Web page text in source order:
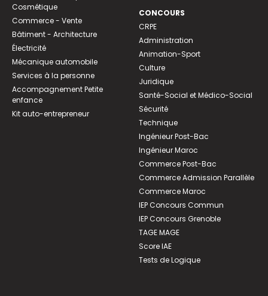
Cosmétique
Commerce - Vente
Bâtiment - Architecture
Électricité
Mécanique automobile
Services à la personne
Accompagnement Petite
enfance
Kit auto-entrepreneur
CONCOURS
CRPE
Administration
Animation-Sport
Culture
Juridique
Santé-Social et Médico-Social
Sécurité
Technique
Ingénieur Post-Bac
Ingénieur Maroc
Commerce Post-Bac
Commerce Admission Parallèle
Commerce Maroc
IEP Concours Commun
IEP Concours Grenoble
TAGE MAGE
Score IAE
Tests de Logique